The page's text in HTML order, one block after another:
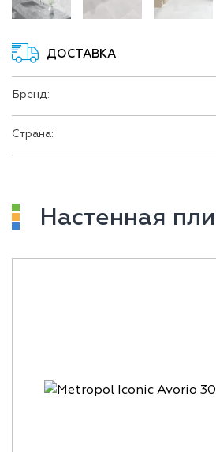
ДОСТАВКА
Бренд:
Страна:
Настенная